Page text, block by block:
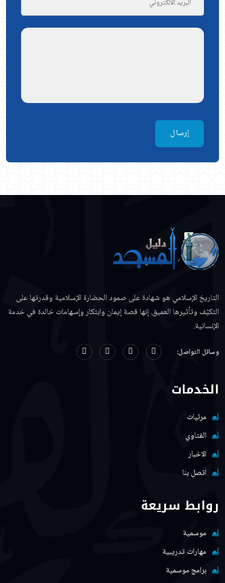
إرسال
التاريخ الإسلامي هو شهادة على صمود الحضارة الإسلامية وقدرتها على
التكيّف وتأثيرها العميق. إنها قصة إيمان وابتكار وإسهامات خالدة في خدمة
الإنسانية.
وسائل التواصل:
الخدمات
مرئيات
الفتاوي
الاخبار
اتصل بنا
روابط سريعة
موسمية
مهارات تدريبية
برامج موسمية